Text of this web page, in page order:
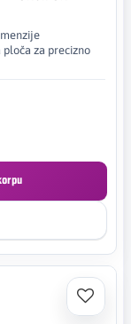
ploča za precizno